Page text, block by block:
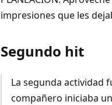
impresiones que les
Segundo hit
La segunda actividad
compañero iniciaba